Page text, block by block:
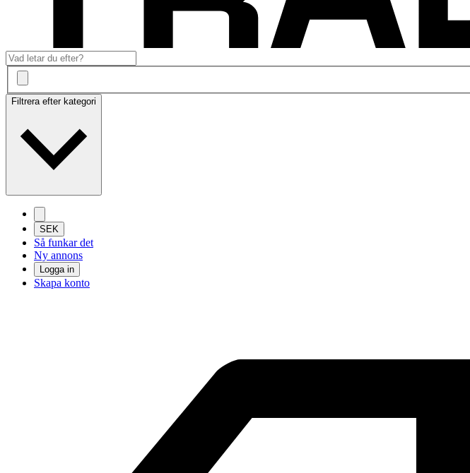
Filtrera efter kategori
SEK
Så funkar det
Ny annons
Logga in
Skapa konto